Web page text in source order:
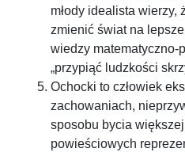
młody idealista wierzy,
zmienić świat na
wiedzy matematyczno-
„przypiąć ludzkości
Ochocki to człowiek
zachowaniach,
sposobu bycia
powieściowych